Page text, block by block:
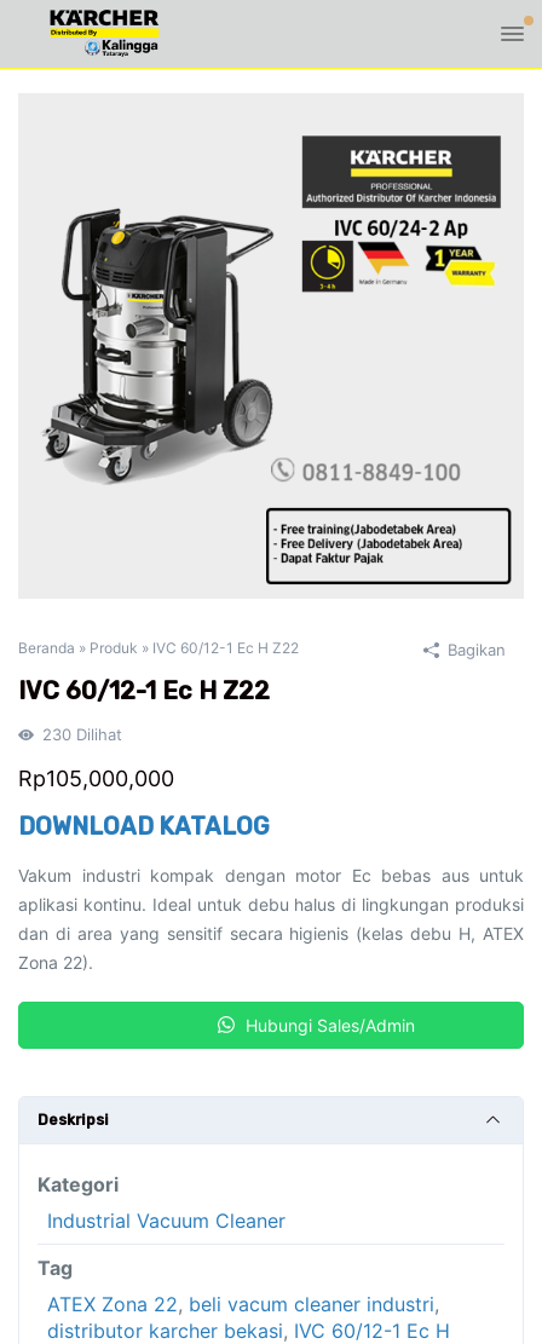
Beranda » Produk » IVC 60/12-1 Ec H Z22
IVC 60/12-1 Ec H Z22
230 Dilihat
Rp105,000,000
DOWNLOAD KATALOG
Vakum industri kompak dengan motor Ec bebas aus untuk
aplikasi kontinu. Ideal untuk debu halus di lingkungan produksi
dan di area yang sensitif secara higienis (kelas debu H, ATEX
Zona 22).
IVC
1
Z22
Hubungi Sales/Admin
Bagikan
Deskripsi
Kategori
Industrial Vacuum Cleaner
Tag
ATEX Zona 22, beli vacum cleaner industri,
distributor karcher bekasi, IVC 60/12-1 Ec H